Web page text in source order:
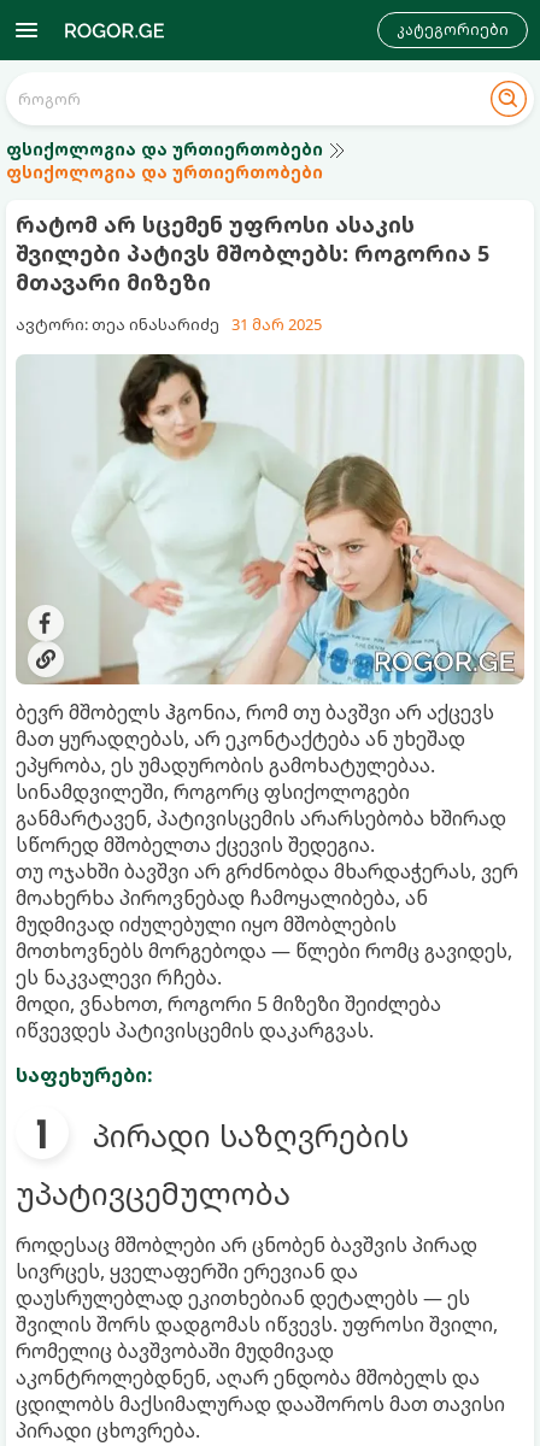
კატეგორიები
ფსიქოლოგია და ურთიერთობები
ფსიქოლოგია და ურთიერთობები
რატომ არ სცემენ უფროსი ასაკის
შვილები პატივს მშობლებს: როგორია 5
მთავარი მიზეზი
ავტორი: თეა ინასარიძე 31 მარ 2025
ბევრ მშობელს ჰგონია, რომ თუ ბავშვი არ აქცევს
მათ ყურადღებას, არ ეკონტაქტება ან უხეშად
ეპყრობა, ეს უმადურობის გამოხატულებაა.
სინამდვილეში, როგორც ფსიქოლოგები
განმარტავენ, პატივისცემის არარსებობა ხშირად
სწორედ მშობელთა ქცევის შედეგია.
თუ ოჯახში ბავშვი არ გრძნობდა მხარდაჭერას, ვერ
მოახერხა პიროვნებად ჩამოყალიბება, ან
მუდმივად იძულებული იყო მშობლების
მოთხოვნებს მორგებოდა — წლები რომც გავიდეს,
ეს ნაკვალევი რჩება.
მოდი, ვნახოთ, როგორი 5 მიზეზი შეიძლება
იწვევდეს პატივისცემის დაკარგვას.
საფეხურები:
პირადი საზღვრების
უპატივცემულობა
როდესაც მშობლები არ ცნობენ ბავშვის პირად
სივრცეს, ყველაფერში ერევიან და
დაუსრულებლად ეკითხებიან დეტალებს — ეს
შვილის შორს დადგომას იწვევს. უფროსი შვილი,
რომელიც ბავშვობაში მუდმივად
აკონტროლებდნენ, აღარ ენდობა მშობელს და
ცდილობს მაქსიმალურად დააშოროს მათ თავისი
პირადი ცხოვრება.